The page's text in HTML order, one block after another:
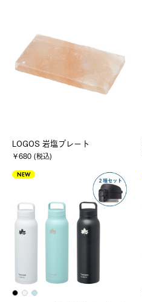
LOGOS 岩塩プレート
￥680 (税込)
NEW